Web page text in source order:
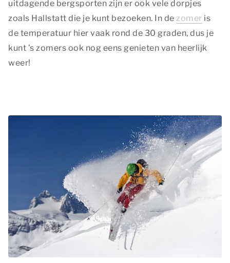
uitdagende bergsporten zijn er ook vele dorpjes
zoals Hallstatt die je kunt bezoeken. In de zomer is
de temperatuur hier vaak rond de 30 graden, dus je
kunt ’s zomers ook nog eens genieten van heerlijk
weer!